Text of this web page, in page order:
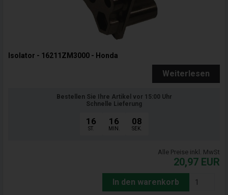
Isolator - 16211ZM3000 - Honda
Weiterlesen
Bestellen Sie Ihre Artikel vor 15:00 Uhr
Schnelle Lieferung
16
ST.
16
MIN.
07
SEK.
Alle Preise inkl. MwSt
20,97 EUR
In den warenkorb